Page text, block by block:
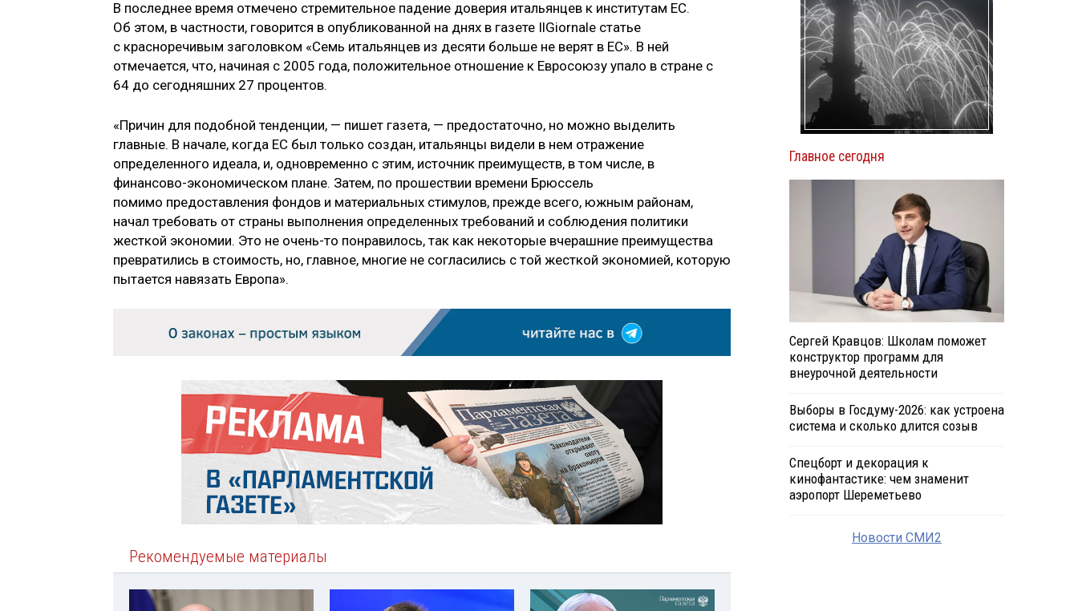
В последнее время отмечено стремительное падение доверия итальянцев к институтам ЕС.
Об этом, в частности, говорится в опубликованной на днях в газете IlGiornale статье
с красноречивым заголовком «Семь итальянцев из десяти больше не верят в ЕС». В ней
отмечается, что, начиная с 2005 года, положительное отношение к Евросоюзу упало в стране с
64 до сегодняшних 27 процентов.
«Причин для подобной тенденции, — пишет газета, — предостаточно, но можно выделить
главные. В начале, когда ЕС был только создан, итальянцы видели в нем отражение
определенного идеала, и, одновременно с этим, источник преимуществ, в том числе, в
финансово-экономическом плане. Затем, по прошествии времени Брюссель
помимо предоставления фондов и материальных стимулов, прежде всего, южным районам,
начал требовать от страны выполнения определенных требований и соблюдения политики
жесткой экономии. Это не очень-то понравилось, так как некоторые вчерашние преимущества
превратились в стоимость, но, главное, многие не согласились с той жесткой экономией, которую
пытается навязать Европа».
Рекомендуемые материалы
Главное сегодня
Сергей Кравцов: Школам поможет
конструктор программ для
внеурочной деятельности
Выборы в Госдуму-2026: как устроена
система и сколько длится созыв
Спецборт и декорация к
кинофантастике: чем знаменит
аэропорт Шереметьево
Новости СМИ2